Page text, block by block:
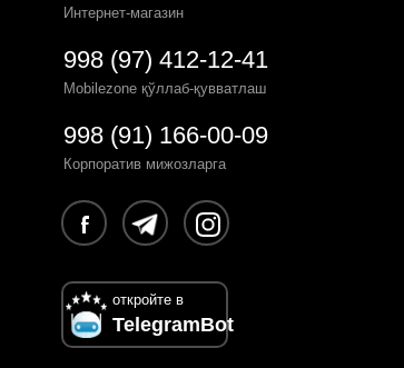
Интернет-магазин
998 (97) 412-12-41
Mobilezone қўллаб-қувватлаш
998 (91) 166-00-09
Корпоратив мижозларга
откройте в
TelegramBot